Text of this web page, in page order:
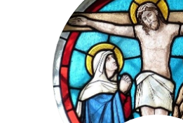
«Wstańcie, nie lękajcie
nikogo nie widzieli, tylko
A gdy schodzili z góry,
mówiąc: «Nie
widzeniu, aż Syn Człowieczy
zmartwychwstanie».